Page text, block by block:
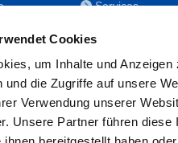
Cookies
um Inhalte und
und die Zugriffe auf unsere
Verwendung unserer
Unsere Partner führen
mit
Services
Nachwuchskräfte
Notdienste
Formulare/
RSS-Feeds